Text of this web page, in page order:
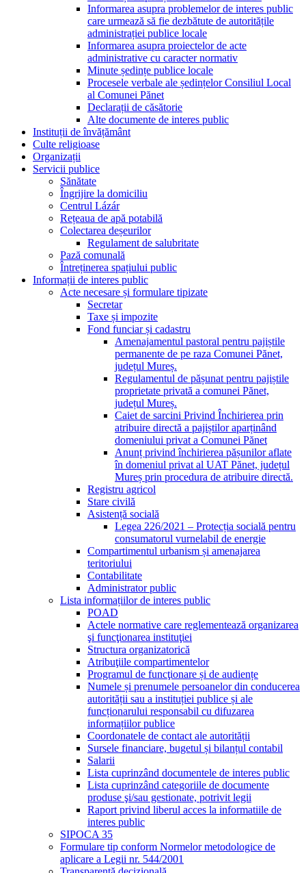
Informarea asupra problemelor de interes public
care urmează să fie dezbătute de autoritățile
administrației publice locale
Informarea asupra proiectelor de acte
administrative cu caracter normativ
Minute ședințe publice locale
Procesele verbale ale ședințelor Consiliul Local
al Comunei Pănet
Declarații de căsătorie
Alte documente de interes public
Instituții de învățământ
Culte religioase
Organizații
Servicii publice
Sănătate
Îngrijire la domiciliu
Centrul Lázár
Rețeaua de apă potabilă
Colectarea deșeurilor
Regulament de salubritate
Pază comunală
Întreținerea spațiului public
Informații de interes public
Acte necesare și formulare tipizate
Secretar
Taxe și impozite
Fond funciar și cadastru
Amenajamentul pastoral pentru pajiștile
permanente de pe raza Comunei Pănet,
județul Mureș.
Regulamentul de pășunat pentru pajiștile
proprietate privată a comunei Pănet,
județul Mureș.
Caiet de sarcini Privind Închirierea prin
atribuire directă a pajiștilor aparținând
domeniului privat a Comunei Pănet
Anunț privind închirierea pășunilor aflate
în domeniul privat al UAT Pănet, județul
Mureș prin procedura de atribuire directă.
Registru agricol
Stare civilă
Asistență socială
Legea 226/2021 – Protecția socială pentru
consumatorul vurnelabil de energie
Compartimentul urbanism și amenajarea
teritoriului
Contabilitate
Administrator public
Lista informațiilor de interes public
POAD
Actele normative care reglementează organizarea
şi funcţionarea instituţiei
Structura organizatorică
Atribuţiile compartimentelor
Programul de funcţionare și de audiențe
Numele și prenumele persoanelor din conducerea
autorității sau a instituției publice și ale
funcționarului responsabil cu difuzarea
informațiilor publice
Coordonatele de contact ale autorității
Sursele financiare, bugetul și bilanțul contabil
Salarii
Lista cuprinzând documentele de interes public
Lista cuprinzând categoriile de documente
produse şi/sau gestionate, potrivit legii
Raport privind liberul acces la informatiile de
interes public
SIPOCA 35
Formulare tip conform Normelor metodologice de
aplicare a Legii nr. 544/2001